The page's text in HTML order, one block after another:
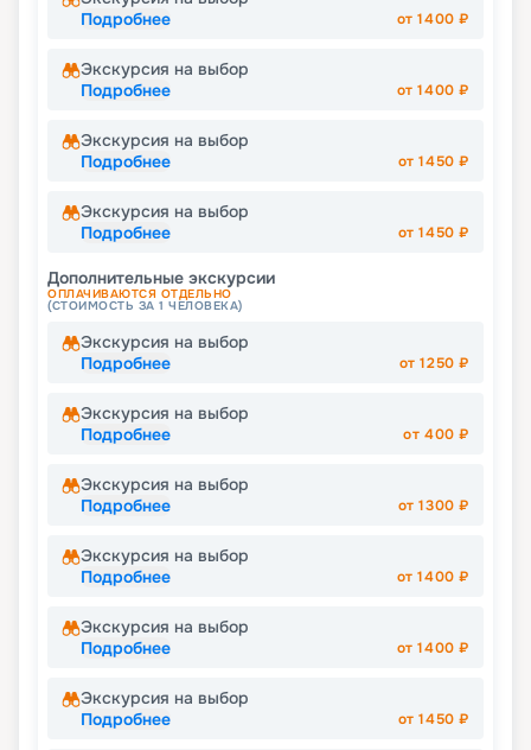
Подробнее
от1400 ₽
Экскурсия на выбор
Подробнее
от1400 ₽
Экскурсия на выбор
Подробнее
от1450 ₽
Экскурсия на выбор
Подробнее
от1450 ₽
Дополнительные экскурсии
ОПЛАЧИВАЮТСЯ ОТДЕЛЬНО
(СТОИМОСТЬ ЗА 1 ЧЕЛОВЕКА)
Экскурсия на выбор
Подробнее
от1250 ₽
Экскурсия на выбор
Подробнее
от 400 ₽
Экскурсия на выбор
Подробнее
от1300 ₽
Экскурсия на выбор
Подробнее
от1400 ₽
Экскурсия на выбор
Подробнее
от1400 ₽
Экскурсия на выбор
Подробнее
от1450 ₽